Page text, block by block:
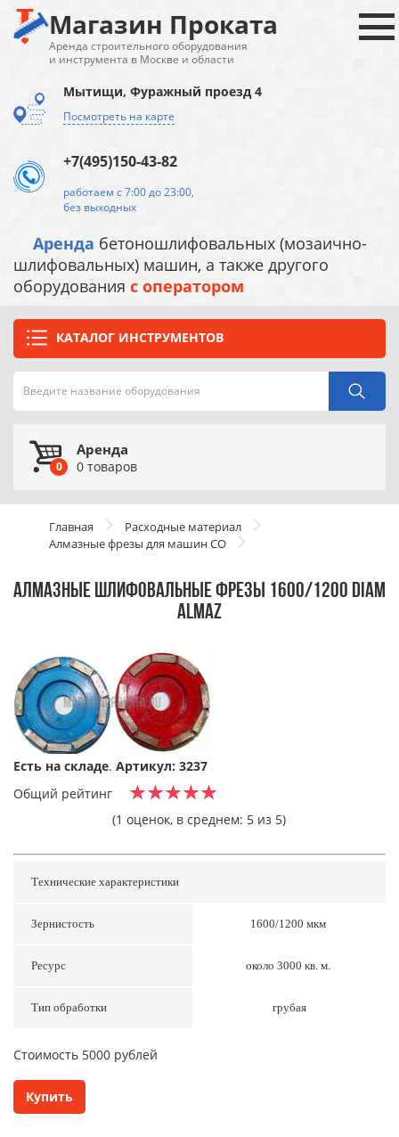
Магазин Проката
Аренда строительного оборудования
и инструмента в Москве и области
Мытищи, Фуражный проезд 4
Посмотреть на карте
+7(495)150-43-82
работаем с 7:00 до 23:00,
без выходных
Аренда бетоношлифовальных (мозаично-
шлифовальных) машин, а также другого
оборудования с оператором
КАТАЛОГ ИНСТРУМЕНТОВ
0
Аренда
0 товаров
Главная
Расходные материал
Алмазные фрезы для машин СО
АЛМАЗНЫЕ ШЛИФОВАЛЬНЫЕ ФРЕЗЫ 1600/1200 DIAM
ALMAZ
Есть на складе. Артикул: 3237
Общий рейтинг
(1 оценок, в среднем: 5 из 5)
Технические характеристики
Зернистость 1600/1200 мкм
Ресурс около 3000 кв. м.
Тип обработки грубая
Cтоимость 5000 рублей
Купить